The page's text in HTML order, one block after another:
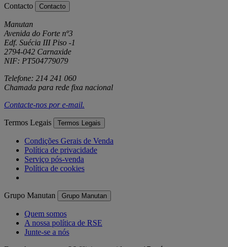
Contacto Contacto
Manutan
Avenida do Forte nº3
Edf. Suécia III Piso -1
2794-042 Carnaxide
NIF: PT504779079
Telefone: 214 241 060
Chamada para rede fixa nacional
Contacte-nos pore-mail.
Termos Legais Termos Legais
Condições Gerais de Venda
Política de privacidade
Serviço pós-venda
Política de cookies
Grupo Manutan Grupo Manutan
Quem somos
A nossa política de RSE
Junte-se a nós